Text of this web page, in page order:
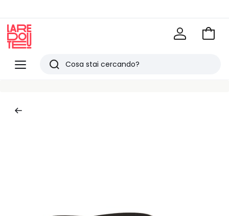
Menu
Redoute
Ricerca
Vai